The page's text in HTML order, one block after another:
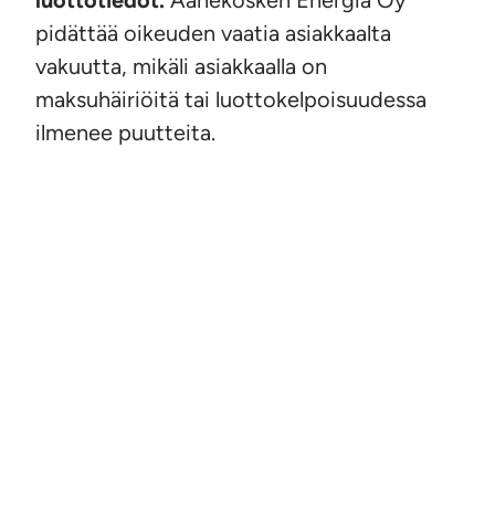
pidättää oikeuden vaatia asiakkaalta
vakuutta, mikäli asiakkaalla on
maksuhäiriöitä tai luottokelpoisuudessa
ilmenee puutteita.